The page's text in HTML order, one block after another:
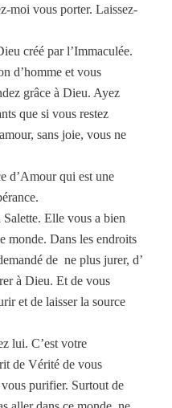
moi vous porter. Laissez-
créé par l’Immaculée.
d’homme et vous
grâce à Dieu. Ayez
que si vous restez
sans joie, vous ne
d’Amour qui est une
Elle vous a bien
monde. Dans les endroits
de ne plus jurer, d’
à Dieu. Et de vous
et de laisser la source
lui. C’est votre
de Vérité de vous
purifier. Surtout de